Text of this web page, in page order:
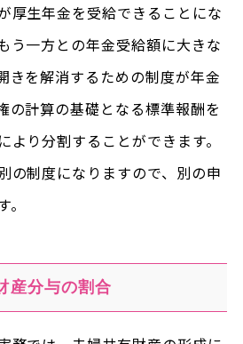
厚生年金を受給できることにな
う一方との年金受給額に大きな
きを解消するための制度が年金
の計算の基礎となる標準報酬を
より分割することができます。
の制度になりますので、別の申
産分与の割合